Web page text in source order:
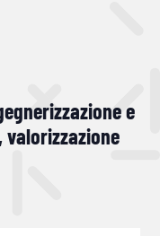
e
valorizzazione